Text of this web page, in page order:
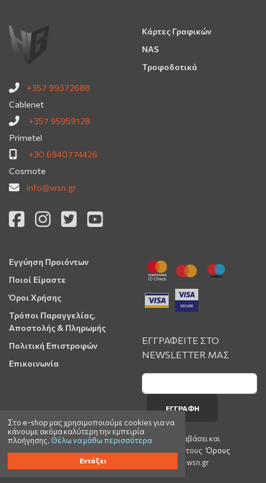
Στο e-shop μας χρησιμοποιούμε cookies για να
κάνουμε ακόμα καλύτερη την εμπειρία
πλοήγησης. Θέλω να μάθω περισσότερα
Εντάξει
+357 99372688
Cablenet
+357 95959128
Primetel
+30 6940774426
Cosmote
info@wsn.gr
Κάρτες Γραφικών
NAS
Τροφοδοτικά
Εγγύηση Προιόντων
Ποιοί Είμαστε
Όροι Χρήσης
Τρόποι Παραγγελίας,
Αποστολής & Πληρωμής
Πολιτική Επιστροφών
Επικοινωνία
ΕΓΓΡΑΦΕΙΤΕ ΣΤΟ
NEWSLETTER ΜΑΣ
ΕΓΓΡΑΦΉ
Έχω διαβάσει και
αποδέχομαι τους Όρους
του wsn.gr